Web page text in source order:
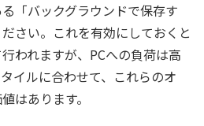
「バックグラウンドで保存す
さい。これを有効にしておくと
われますが、PCへの負荷は高
イルに合わせて、これらのオ
はあります。